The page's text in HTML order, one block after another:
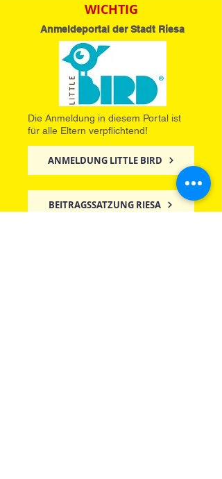
WICHTIG
Anmeldeportal der Stadt Riesa
Die Anmeldung in diesem Portal ist
für alle Eltern verpflichtend!
ANMELDUNG LITTLE BIRD
BEITRAGSSATZUNG RIESA